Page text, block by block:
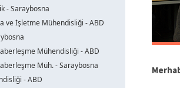
- Saraybosna
ve İşletme Mühendisliği - ABD
Mühendisliği - ABD
Müh. - Saraybosna
- ABD